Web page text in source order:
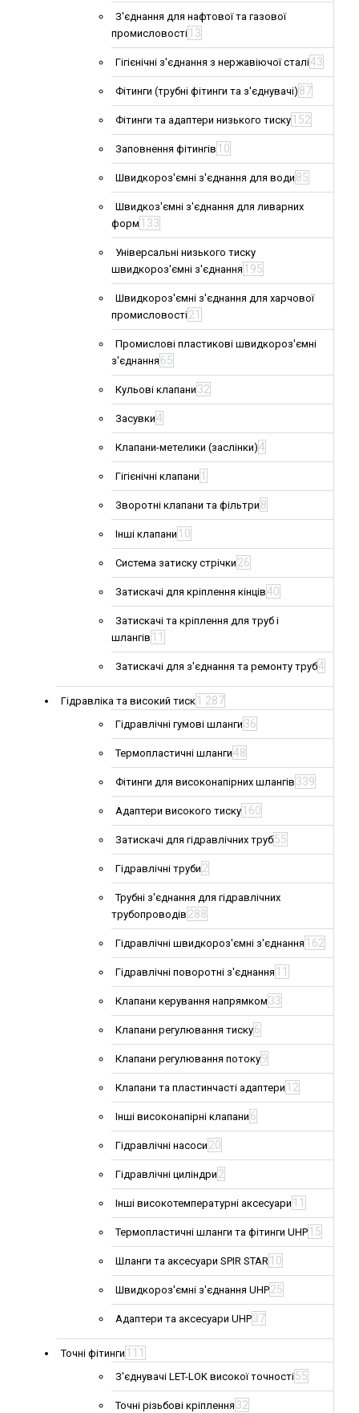
З'єднання для нафтової та газової
промисловості 13
Гігієнічні з'єднання з нержавіючої сталі43
Фітинги (трубні фітинги та з'єднувачі) 87
Фітинги та адаптери низького тиску 152
Заповнення фітингів 10
Швидкороз'ємні з'єднання для води 85
Швидкоз'ємні з'єднання для ливарних
форм 133
Універсальні низького тиску
швидкороз'ємні з'єднання 195
Швидкороз'ємні з'єднання для харчової
промисловості21
Промислові пластикові швидкороз'ємні
з'єднання 65
Кульові клапани 32
Засувки4
Клапани-метелики (заслінки)4
Гігієнічні клапани 1
Зворотні клапани та фільтри 8
Інші клапани 10
Система затиску стрічки 26
Затискачі для кріплення кінців40
Затискачі та кріплення для труб і
шлангів 11
Затискачі для з'єднання та ремонту труб4
Гідравліка та високий тиск 1 287
Гідравлічні гумові шланги 36
Термопластичні шланги48
Фітинги для високонапірних шлангів 339
Адаптери високого тиску 160
Затискачі для гідравлічних труб55
Гідравлічні труби 2
Трубні з'єднання для гідравлічних
трубопроводів 288
Гідравлічні швидкороз'ємні з'єднання 162
Гідравлічні поворотні з'єднання 11
Клапани керування напрямком 33
Клапани регулювання тиску6
Клапани регулювання потоку9
Клапани та пластинчасті адаптери 12
Інші високонапірні клапани 6
Гідравлічні насоси 20
Гідравлічні циліндри 2
Інші високотемпературні аксесуари 11
Термопластичні шланги та фітинги UHP 15
Шланги та аксесуари SPIR STAR 10
Швидкороз'ємні з'єднання UHP25
Адаптери та аксесуари UHP37
Точні фітинги 111
З'єднувачі LET-LOK високої точності55
Точні різьбові кріплення 32